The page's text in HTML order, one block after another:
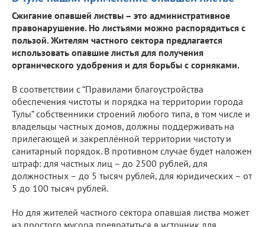
Сжигание опавшей листвы – это административное
правонарушение. Но листьями можно распорядиться с
пользой. Жителям частного сектора предлагается
использовать опавшие листья для получения
органического удобрения и для борьбы с сорняками.
В соответствии с “Правилами благоустройства
обеспечения чистоты и порядка на территории города
Тулы” собственники строений любого типа, в том числе и
владельцы частных домов, должны поддерживать на
прилегающей и закреплённой территории чистоту и
санитарный порядок. В противном случае будет наложен
штраф: для частных лиц – до 2500 рублей, для
должностных – до 5 тысяч рублей, для юридических – от
5 до 100 тысяч рублей.
Но для жителей частного сектора опавшая листва может
из простого мусора превратиться в источник для